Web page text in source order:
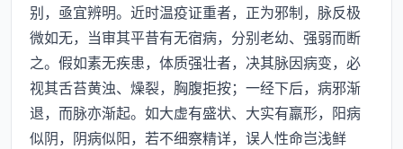
别，亟宜辨明。近时温疫证重者，正为邪制，脉反极
微如无，当审其平昔有无宿病，分别老幼、强弱而断
之。假如素无疾患，体质强壮者，决其脉因病变，必
视其舌苔黄浊、燥裂，胸腹拒按；一经下后，病邪渐
退，而脉亦渐起。如大虚有盛状、大实有羸形，阳病
似阴，阴病似阳，若不细察精详，误人性命岂浅鲜